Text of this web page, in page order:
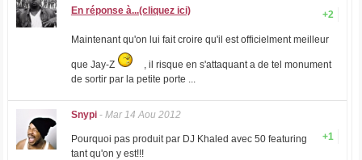
+2
En réponse à...(cliquez ici)
Maintenant qu'on lui fait croire qu'il est officielment meilleur
que Jay-Z
, il risque en s'attaquant a de tel monument
de sortir par la petite porte ...
Snypi- Mar 14 Aou 2012
+1
Pourquoi pas produit par DJ Khaled avec 50 featuring
tant qu'on y est!!!